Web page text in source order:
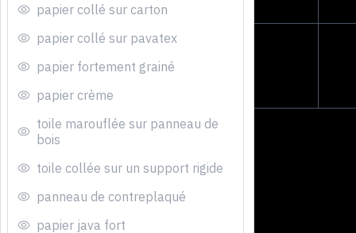
papier collé sur carton
papier collé sur pavatex
papier fortement grainé
papier crème
toile marouflée sur panneau de
bois
toile collée sur un support rigide
panneau de contreplaqué
papier java fort